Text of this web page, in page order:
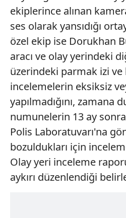
ekiplerince alınan
ses olarak yansıdığı
özel ekip ise Dorukhan
aracı ve olay yerindeki
üzerindeki parmak izi
incelemelerin eksiksiz
yapılmadığını, zamana
numunelerin 13 ay
Polis Laboratuvarı'na
bozuldukları için
Olay yeri inceleme
aykırı düzenlendiği